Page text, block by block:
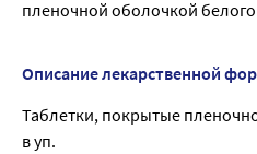
пленочной оболочкой белого
Описание лекарственной
Таблетки, покрытые
в уп.